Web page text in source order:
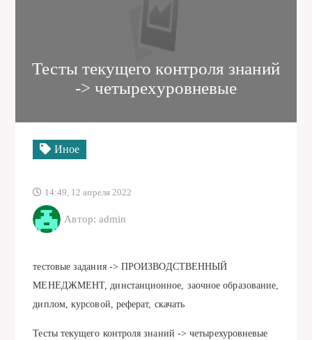
Тесты текущего контроля знаний
-> четырехуровневые
Иное
14:49, 12 апреля 2022
Автор: admin
тестовые задания -> ПРОИЗВОДСТВЕННЫЙ
МЕНЕДЖМЕНТ, динстанционное, заочное образование,
диплом, курсовой, реферат, скачать
Тесты текущего контроля знаний -> четырехуровневые